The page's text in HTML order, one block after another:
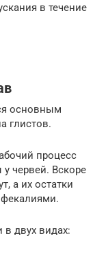
в течение
основным
глистов.
процесс
червей. Вскоре
а их остатки
двух видах: